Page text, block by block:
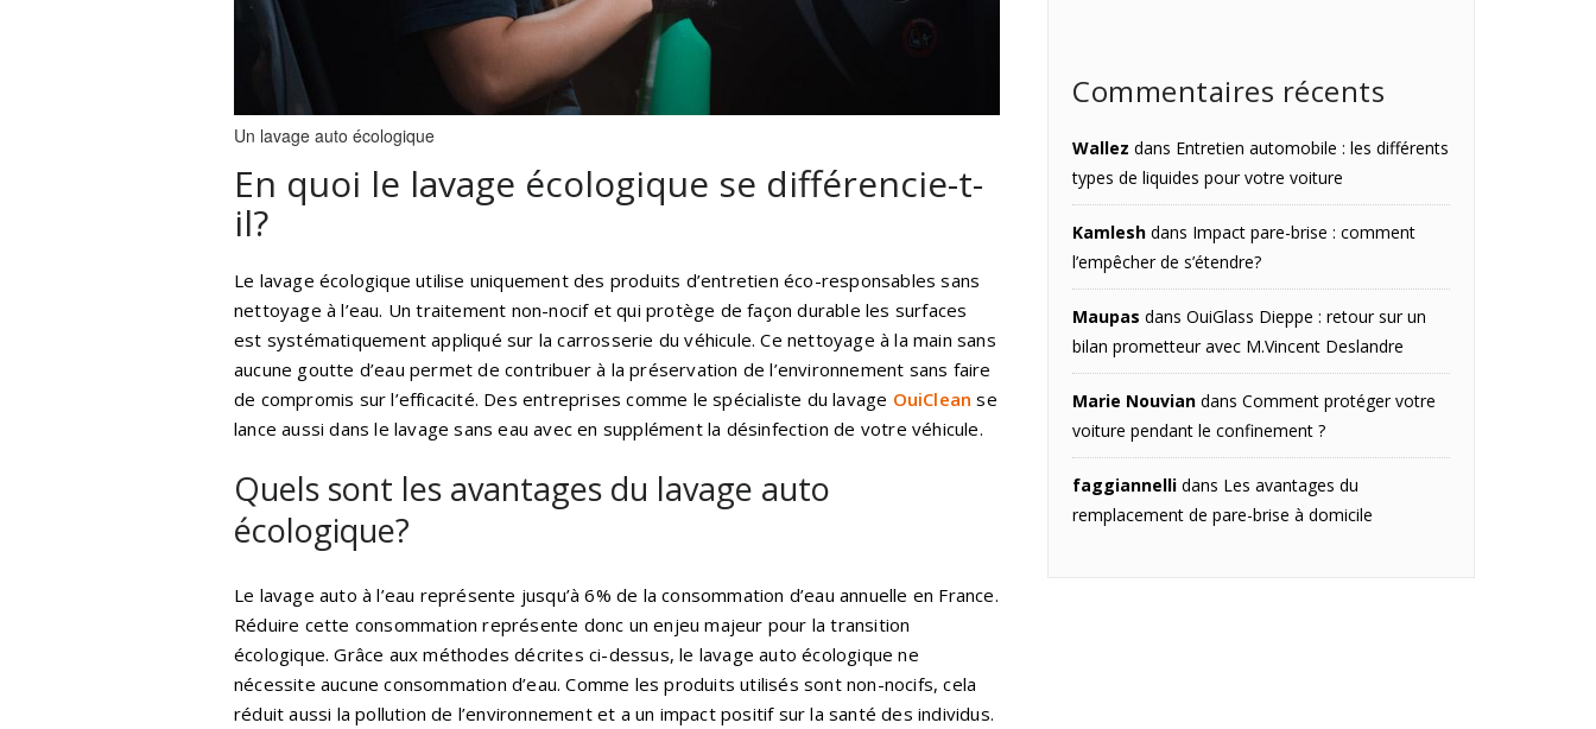
Un lavage auto écologique
En quoi le lavage écologique se différencie-t-
il?
Le lavage écologique utilise uniquement des produits d’entretien éco-responsables sans
nettoyage à l’eau. Un traitement non-nocif et qui protège de façon durable les surfaces
est systématiquement appliqué sur la carrosserie du véhicule. Ce nettoyage à la main sans
aucune goutte d’eau permet de contribuer à la préservation de l’environnement sans faire
de compromis sur l’efficacité. Des entreprises comme le spécialiste du lavage OuiClean se
lance aussi dans le lavage sans eau avec en supplément la désinfection de votre véhicule.
Quels sont les avantages du lavage auto
écologique?
Le lavage auto à l’eau représente jusqu’à 6% de la consommation d’eau annuelle en France.
Réduire cette consommation représente donc un enjeu majeur pour la transition
écologique. Grâce aux méthodes décrites ci-dessus, le lavage auto écologique ne
nécessite aucune consommation d’eau. Comme les produits utilisés sont non-nocifs, cela
réduit aussi la pollution de l’environnement et a un impact positif sur la santé des individus.
Commentaires récents
Wallez dans Entretien automobile : les différents
types de liquides pour votre voiture
Kamlesh dans Impact pare-brise : comment
l’empêcher de s’étendre?
Maupas dans OuiGlass Dieppe : retour sur un
bilan prometteur avec M.Vincent Deslandre
Marie Nouvian dans Comment protéger votre
voiture pendant le confinement ?
faggiannelli dans Les avantages du
remplacement de pare-brise à domicile